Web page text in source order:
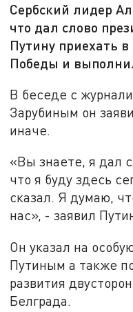
Сербский лидер
что дал слово
Путину приехать
Победы и
В беседе с
Зарубиным он
иначе.
«Вы знаете, я дал
что я буду здесь
сказал. Я думаю,
нас», - заявил
Он указал на
Путиным а также
развития
Белграда.